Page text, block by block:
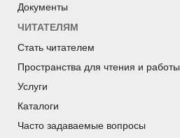
Документы
ЧИТАТЕЛЯМ
Стать читателем
Пространства для чтения и работы
Услуги
Каталоги
Часто задаваемые вопросы